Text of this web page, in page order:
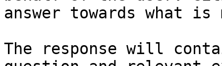
answer towards what
The response will